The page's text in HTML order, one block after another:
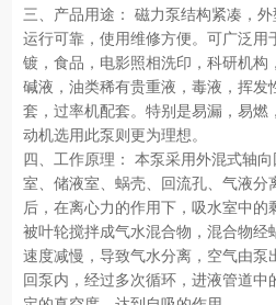
三、产品用途： 磁力泵结构紧凑，
运行可靠，使用维修方便。可广泛用
镀，食品，电影照相洗印，科研机构
碱液，油类稀有贵重液，毒液，挥发
套，过率机配套。特别是易漏，易燃
动机选用此泵则更为理想。
四、工作原理： 本泵采用外混式轴
室、储液室、蜗壳、回流孔、气液分
后，在离心力的作用下，吸水室中
被叶轮搅拌成气水混合物，混合物经
速度减慢，导致气水分离，空气由泵
回泵内，经过多次循环，进液管道